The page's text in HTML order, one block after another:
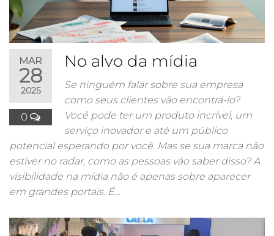
MAR
28
2025
0
No alvo da mídia
Se ninguém falar sobre sua empresa
como seus clientes vão encontrá-lo?
Você pode ter um produto incrível, um
serviço inovador e até um público
potencial esperando por você. Mas se sua marca não
estiver no radar, como as pessoas vão saber disso? A
visibilidade na mídia não é apenas sobre aparecer
em grandes portais. É…